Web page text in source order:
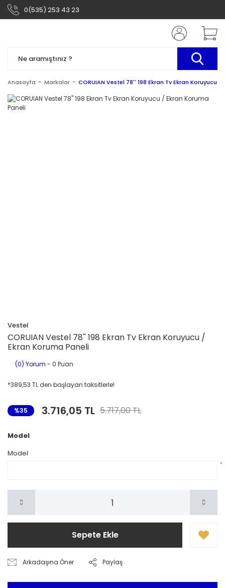
0(535) 253 43 23
Anasayfa Markalar CORUIAN Vestel 78'' 198 Ekran Tv Ekran Koruyucu
Vestel
CORUIAN Vestel 78'' 198 Ekran Tv Ekran Koruyucu /
Ekran Koruma Paneli
(0) Yorum - 0 Puan
*389,53 TL den başlayan taksitlerle!
%35 3.716,05 TL 5.717,00 TL
Model
Model
*
Sepete Ekle
Arkadaşına Öner Paylaş